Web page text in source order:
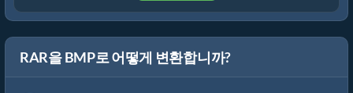
RAR을 BMP로 어떻게 변환합니까?